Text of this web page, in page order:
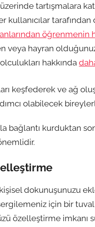
tartışmalara
kullanıcılar
öğrenmenin
veya hayran
hakkında
keşfederek ve ağ
olabilecek
bağlantı kurduktan
dokunuşunuzu
için bir
özelleştirme imkanı